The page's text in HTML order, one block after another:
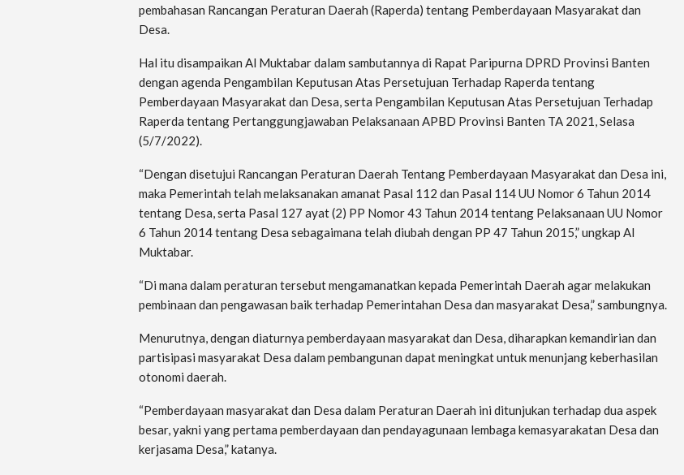
pembahasan Rancangan Peraturan Daerah (Raperda) tentang Pemberdayaan Masyarakat dan
Desa.
Hal itu disampaikan Al Muktabar dalam sambutannya di Rapat Paripurna DPRD Provinsi Banten
dengan agenda Pengambilan Keputusan Atas Persetujuan Terhadap Raperda tentang
Pemberdayaan Masyarakat dan Desa, serta Pengambilan Keputusan Atas Persetujuan Terhadap
Raperda tentang Pertanggungjawaban Pelaksanaan APBD Provinsi Banten TA 2021, Selasa
(5/7/2022).
“Dengan disetujui Rancangan Peraturan Daerah Tentang Pemberdayaan Masyarakat dan Desa ini,
maka Pemerintah telah melaksanakan amanat Pasal 112 dan Pasal 114 UU Nomor 6 Tahun 2014
tentang Desa, serta Pasal 127 ayat (2) PP Nomor 43 Tahun 2014 tentang Pelaksanaan UU Nomor
6 Tahun 2014 tentang Desa sebagaimana telah diubah dengan PP 47 Tahun 2015,” ungkap Al
Muktabar.
“Di mana dalam peraturan tersebut mengamanatkan kepada Pemerintah Daerah agar melakukan
pembinaan dan pengawasan baik terhadap Pemerintahan Desa dan masyarakat Desa,” sambungnya.
Menurutnya, dengan diaturnya pemberdayaan masyarakat dan Desa, diharapkan kemandirian dan
partisipasi masyarakat Desa dalam pembangunan dapat meningkat untuk menunjang keberhasilan
otonomi daerah.
“Pemberdayaan masyarakat dan Desa dalam Peraturan Daerah ini ditunjukan terhadap dua aspek
besar, yakni yang pertama pemberdayaan dan pendayagunaan lembaga kemasyarakatan Desa dan
kerjasama Desa,” katanya.